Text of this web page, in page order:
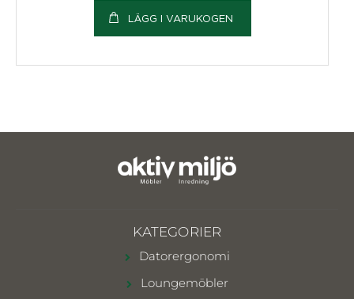
LÄGG I VARUKOGEN
KATEGORIER
Datorergonomi
Loungemöbler